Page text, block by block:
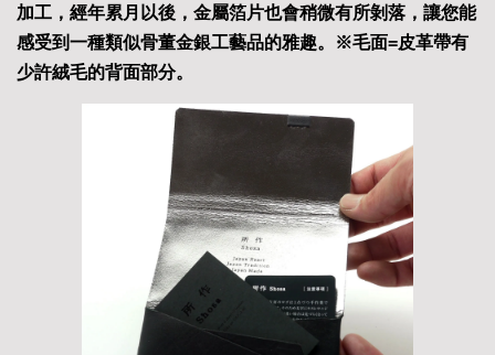
加工，經年累月以後，金屬箔片也會稍微有所剝落，讓您能
感受到一種類似骨董金銀工藝品的雅趣。※毛面=皮革帶有
少許絨毛的背面部分。